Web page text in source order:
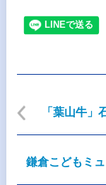
「葉山牛」
鎌倉こどもミ